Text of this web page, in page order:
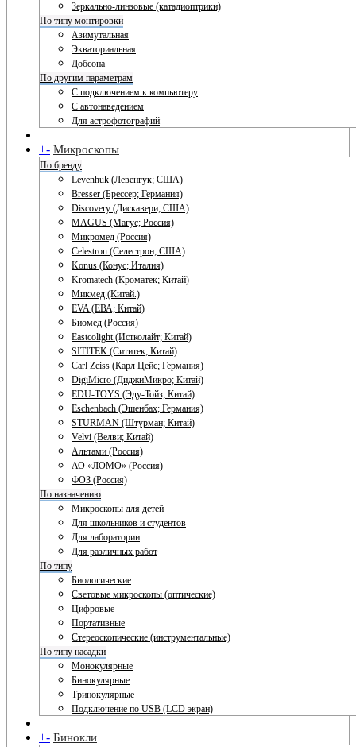
Зеркально-линзовые (катадиоптрики)
По типу монтировки
Азимутальная
Экваториальная
Добсона
По другим параметрам
С подключением к компьютеру
С автонаведением
Для астрофотографий
+- Микроскопы
По бренду
Levenhuk (Левенгук; США)
Bresser (Брессер; Германия)
Discovery (Дискавери; США)
MAGUS (Магус; Россия)
Микромед (Россия)
Celestron (Селестрон; США)
Konus (Конус; Италия)
Kromatech (Кроматек; Китай)
Микмед (Китай.)
EVA (ЕВА; Китай)
Биомед (Россия)
Eastcolight (Истколайт; Китай)
SITITEK (Сититек; Китай)
Carl Zeiss (Карл Цейс; Германия)
DigiMicro (ДиджиМикро; Китай)
EDU-TOYS (Эду-Тойз; Китай)
Eschenbach (Эшенбах; Германия)
STURMAN (Штурман; Китай)
Velvi (Велви; Китай)
Альтами (Россия)
АО «ЛОМО» (Россия)
ФОЗ (Россия)
По назначению
Микроскопы для детей
Для школьников и студентов
Для лаборатории
Для различных работ
По типу
Биологические
Световые микроскопы (оптические)
Цифровые
Портативные
Стереоскопические (инструментальные)
По типу насадки
Монокулярные
Бинокулярные
Тринокулярные
Подключение по USB (LCD экран)
+- Бинокли